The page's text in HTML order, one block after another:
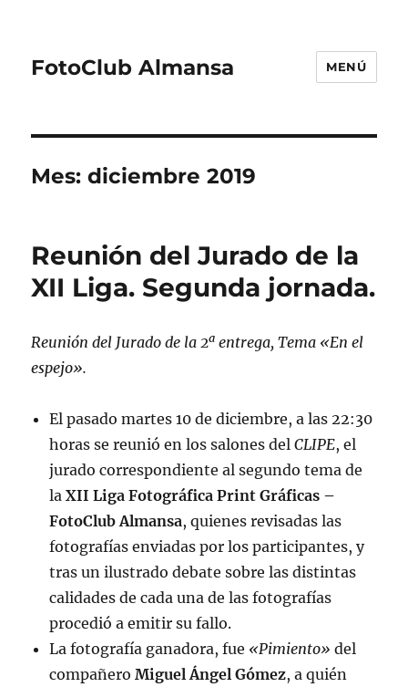
FotoClub Almansa MENÚ
Mes:diciembre 2019
Reunión del Jurado de la
XII Liga. Segunda jornada.
Reunión del Jurado de la 2ª entrega, Tema «En el
espejo».
El pasado martes 10 de diciembre, a las 22:30
horas se reunió en los salones delCLIPE, el
jurado correspondiente al segundo tema de
laXII Liga Fotográfica Print Gráficas –
FotoClub Almansa, quienes revisadas las
fotografías enviadas por los participantes, y
tras un ilustrado debate sobre las distintas
calidades de cada una de las fotografías
procedió a emitir su fallo.
La fotografía ganadora, fue «Pimiento» del
compañeroMiguel Ángel Gómez, a quién